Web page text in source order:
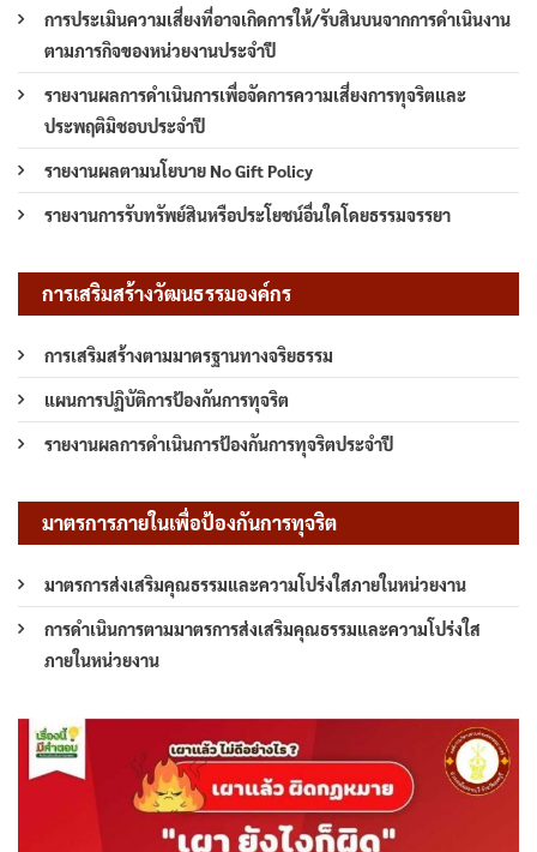
การประเมินความเสี่ยงที่อาจเกิดการให้/รับสินบนจากการดำเนินงาน
ตามภารกิจของหน่วยงานประจำปี
รายงานผลการดำเนินการเพื่อจัดการความเสี่ยงการทุจริตและ
ประพฤติมิชอบประจำปี
รายงานผลตามนโยบาย No Gift Policy
รายงานการรับทรัพย์สินหรือประโยชน์อื่นใดโดยธรรมจรรยา
การเสริมสร้างวัฒนธรรมองค์กร
การเสริมสร้างตามมาตรฐานทางจริยธรรม
แผนการปฏิบัติการป้องกันการทุจริต
รายงานผลการดำเนินการป้องกันการทุจริตประจำปี
มาตรการภายในเพื่อป้องกันการทุจริต
มาตรการส่งเสริมคุณธรรมและความโปร่งใสภายในหน่วยงาน
การดำเนินการตามมาตรการส่งเสริมคุณธรรมและความโปร่งใส
ภายในหน่วยงาน